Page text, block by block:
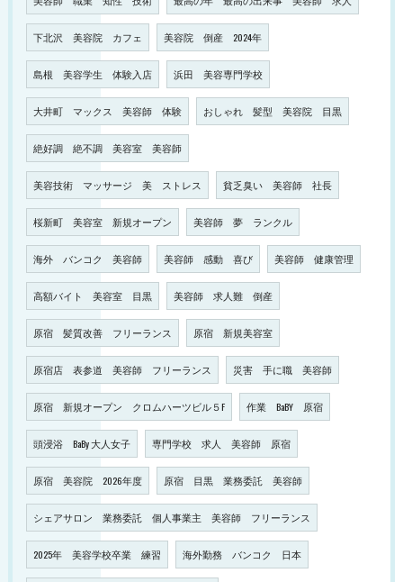
下北沢 美容院 カフェ 美容院 倒産 2024年
島根 美容学生 体験入店 浜田 美容専門学校
大井町 マックス 美容師 体験 おしゃれ 髪型 美容院 目黒
絶好調 絶不調 美容室 美容師
美容技術 マッサージ 美 ストレス 貧乏臭い 美容師 社長
桜新町 美容室 新規オープン 美容師 夢 ランクル
海外 バンコク 美容師 美容師 感動 喜び 美容師 健康管理
高額バイト 美容室 目黒 美容師 求人難 倒産
原宿 髪質改善 フリーランス 原宿 新規美容室
原宿店 表参道 美容師 フリーランス 災害 手に職 美容師
原宿 新規オープン クロムハーツビル５F 作業 BaBY 原宿
頭浸浴 BaBy 大人女子 専門学校 求人 美容師 原宿
原宿 美容院 2026年度 原宿 目黒 業務委託 美容師
シェアサロン 業務委託 個人事業主 美容師 フリーランス
2025年 美容学校卒業 練習 海外勤務 バンコク 日本